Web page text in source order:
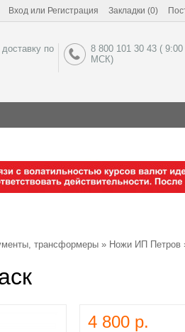
Вход или Регистрация Закладки (0)
по
8 800 101 30 43 (
МСК)
трансформеры » Ножи ИП Петров
4 800 р.